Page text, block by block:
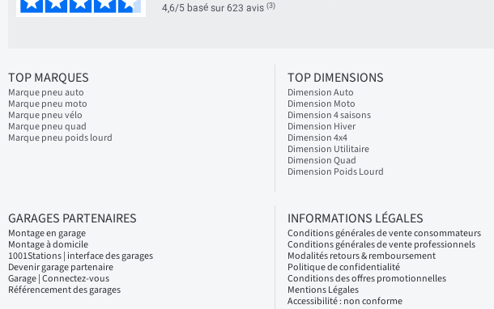
4,6/5 basé sur 623 avis (3)
TOP MARQUES
Marque pneu auto
Marque pneu moto
Marque pneu vélo
Marque pneu quad
Marque pneu poids lourd
TOP DIMENSIONS
Dimension Auto
Dimension Moto
Dimension 4 saisons
Dimension Hiver
Dimension 4x4
Dimension Utilitaire
Dimension Quad
Dimension Poids Lourd
GARAGES PARTENAIRES
Montage en garage
Montage à domicile
1001Stations | interface des garages
Devenir garage partenaire
Garage | Connectez-vous
Référencement des garages
INFORMATIONS LÉGALES
Conditions générales de vente consommateurs
Conditions générales de vente professionnels
Modalités retours & remboursement
Politique de confidentialité
Conditions des offres promotionnelles
Mentions Légales
Accessibilité : non conforme